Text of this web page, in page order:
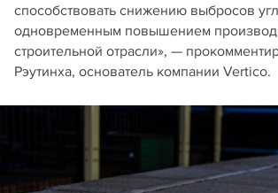
способствовать снижению выбросов
одновременным повышением
строительной отрасли», —
Рэутинха, основатель компании Vertico.